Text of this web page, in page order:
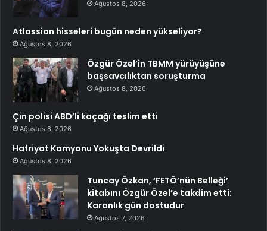
Ağustos 8, 2026
Atlassian hisseleri bugün neden yükseliyor?
Ağustos 8, 2026
Özgür Özel’in TBMM yürüyüşüne
başsavcılıktan soruşturma
Ağustos 8, 2026
Çin polisi ABD’li kaçağı teslim etti
Ağustos 8, 2026
Hafriyat Kamyonu Yokuşta Devrildi
Ağustos 8, 2026
Tuncay Özkan, ‘FETÖ’nün Belleği’
kitabını Özgür Özel’e takdim etti:
Karanlık gün dostudur
Ağustos 7, 2026